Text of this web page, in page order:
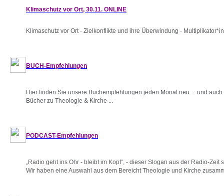
Klimaschutz vor Ort, 30.11. ONLINE
Klimaschutz vor Ort - Zielkonflikte und ihre Überwindung -
BUCH-Empfehlungen
Hier finden Sie unsere Buchempfehlungen jeden Monat neu ... und
Bücher zu Theologie & Kirche ...
PODCAST-Empfehlungen
„Radio geht ins Ohr - bleibt im Kopf“, - dieser Slogan aus der Radio-Zeit
Wir haben eine Auswahl aus dem Bereicht Theologie und Kirche